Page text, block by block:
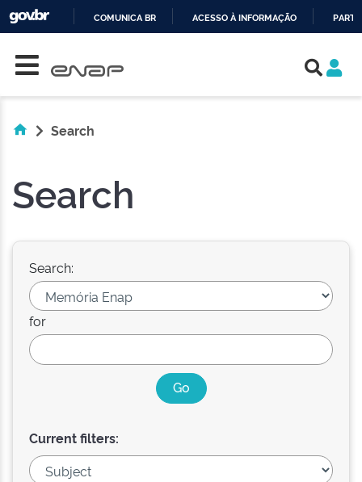
COMUNICA BR ACESSO À INFORMAÇÃO
Search
Search
Search:
for
Current filters: